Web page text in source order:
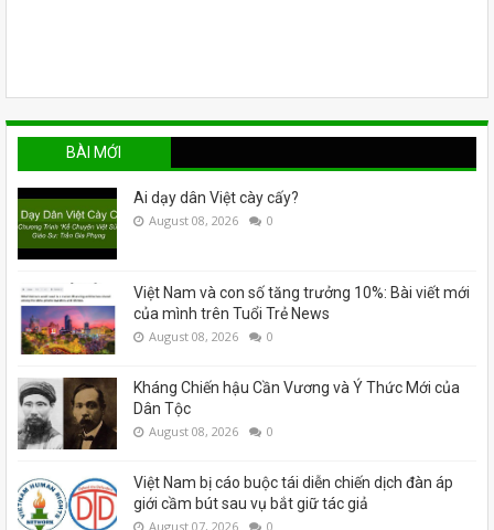
BÀI MỚI
Ai dạy dân Việt cày cấy?
August 08, 2026 0
Việt Nam và con số tăng trưởng 10%: Bài viết mới
của mình trên Tuổi Trẻ News
August 08, 2026 0
Kháng Chiến hậu Cần Vương và Ý Thức Mới của
Dân Tộc
August 08, 2026 0
Việt Nam bị cáo buộc tái diễn chiến dịch đàn áp
giới cầm bút sau vụ bắt giữ tác giả
August 07, 2026 0